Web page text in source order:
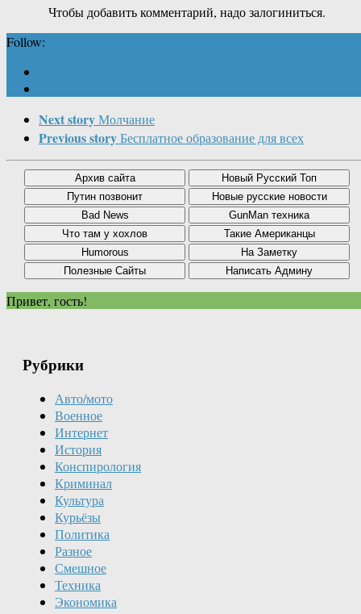
Чтобы добавить комментарий, надо залогиниться.
Follow:
Next storyМолчание
Previous storyБесплатное образование для всех
Привет, гость!
Рубрики
Авто/мото
Военное
Интернет
История
Конспирология
Криминал
Культура
Курьёзы
Политика
Разное
Смешное
Техника
Экономика